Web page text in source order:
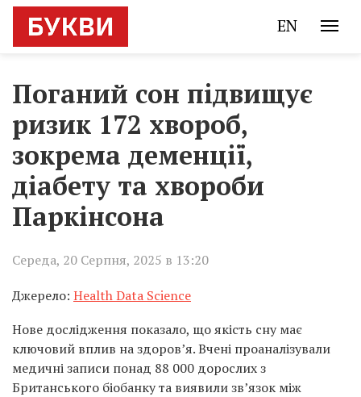
EN
Поганий сон підвищує
ризик 172 хвороб,
зокрема деменції,
діабету та хвороби
Паркінсона
Середа, 20 Серпня, 2025 в 13:20
Джерело: Health Data Science
Нове дослідження показало, що якість сну має
ключовий вплив на здоров’я. Вчені проаналізували
медичні записи понад 88 000 дорослих з
Британського біобанку та виявили зв’язок між